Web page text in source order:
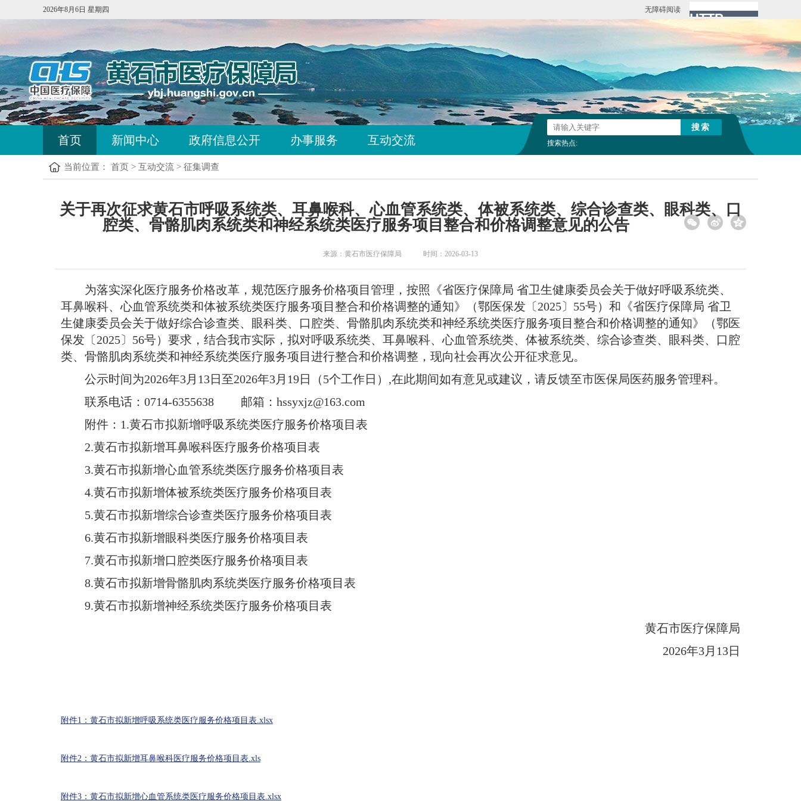
无障碍阅读
2026年8月6日 星期四
搜索热点:
首页 新闻中心 政府信息公开 办事服务 互动交流
当前位置： 首页 > 互动交流 > 征集调查
关于再次征求黄石市呼吸系统类、耳鼻喉科、心血管系统类、体被系统类、综合诊查类、眼科类、口
腔类、骨骼肌肉系统类和神经系统类医疗服务项目整合和价格调整意见的公告
来源：黄石市医疗保障局 时间：2026-03-13
为落实深化医疗服务价格改革，规范医疗服务价格项目管理，按照《省医疗保障局 省卫生健康委员会关于做好呼吸系统类、
耳鼻喉科、心血管系统类和体被系统类医疗服务项目整合和价格调整的通知》（鄂医保发〔2025〕55号）和《省医疗保障局 省卫
生健康委员会关于做好综合诊查类、眼科类、口腔类、骨骼肌肉系统类和神经系统类医疗服务项目整合和价格调整的通知》（鄂医
保发〔2025〕56号）要求，结合我市实际，拟对呼吸系统类、耳鼻喉科、心血管系统类、体被系统类、综合诊查类、眼科类、口腔
类、骨骼肌肉系统类和神经系统类医疗服务项目进行整合和价格调整，现向社会再次公开征求意见。
公示时间为2026年3月13日至2026年3月19日（5个工作日）,在此期间如有意见或建议，请反馈至市医保局医药服务管理科。
联系电话：0714-6355638 邮箱：hssyxjz@163.com
附件：1.黄石市拟新增呼吸系统类医疗服务价格项目表
2.黄石市拟新增耳鼻喉科医疗服务价格项目表
3.黄石市拟新增心血管系统类医疗服务价格项目表
4.黄石市拟新增体被系统类医疗服务价格项目表
5.黄石市拟新增综合诊查类医疗服务价格项目表
6.黄石市拟新增眼科类医疗服务价格项目表
7.黄石市拟新增口腔类医疗服务价格项目表
8.黄石市拟新增骨骼肌肉系统类医疗服务价格项目表
9.黄石市拟新增神经系统类医疗服务价格项目表
黄石市医疗保障局
2026年3月13日
附件1：黄石市拟新增呼吸系统类医疗服务价格项目表.xlsx
附件2：黄石市拟新增耳鼻喉科医疗服务价格项目表.xls
附件3：黄石市拟新增心血管系统类医疗服务价格项目表.xlsx